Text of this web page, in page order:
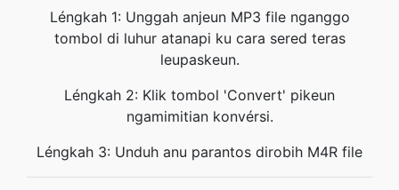
Léngkah 1: Unggah anjeun MP3 file nganggo
tombol di luhur atanapi ku cara sered teras
leupaskeun.
Léngkah 2: Klik tombol 'Convert' pikeun
ngamimitian konvérsi.
Léngkah 3: Unduh anu parantos dirobih M4R file